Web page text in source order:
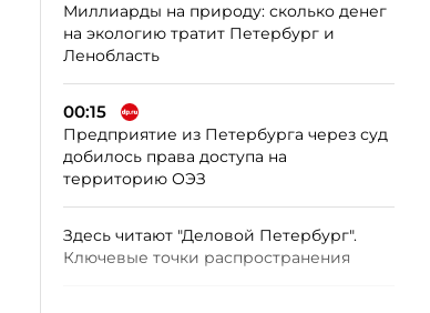
Миллиарды на природу: сколько денег
на экологию тратит Петербург и
Ленобласть
00:15
Предприятие из Петербурга через суд
добилось права доступа на
территорию ОЭЗ
Здесь читают "Деловой Петербург".
Ключевые точки распространения